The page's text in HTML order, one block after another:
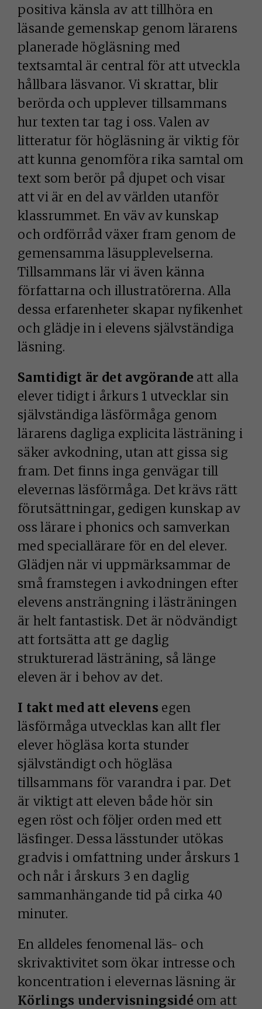
positiva känsla av att tillhöra en
läsande gemenskap genom lärarens
planerade högläsning med
textsamtal är central för att utveckla
hållbara läsvanor. Vi skrattar, blir
berörda och upplever tillsammans
hur texten tar tag i oss. Valen av
litteratur för högläsning är viktig för
att kunna genomföra rika samtal om
text som berör på djupet och visar
att vi är en del av världen utanför
klassrummet. En väv av kunskap
och ordförråd växer fram genom de
gemensamma läsupplevelserna.
Tillsammans lär vi även känna
författarna och illustratörerna. Alla
dessa erfarenheter skapar nyfikenhet
och glädje in i elevens självständiga
läsning.
Samtidigt är det avgörande att alla
elever tidigt i årkurs 1 utvecklar sin
självständiga läsförmåga genom
lärarens dagliga explicita lästräning i
säker avkodning, utan att gissa sig
fram. Det finns inga genvägar till
elevernas läsförmåga. Det krävs rätt
förutsättningar, gedigen kunskap av
oss lärare i phonics och samverkan
med speciallärare för en del elever.
Glädjen när vi uppmärksammar de
små framstegen i avkodningen efter
elevens ansträngning i lästräningen
är helt fantastisk. Det är nödvändigt
att fortsätta att ge daglig
strukturerad lästräning, så länge
eleven är i behov av det.
I takt med att elevens egen
läsförmåga utvecklas kan allt fler
elever högläsa korta stunder
självständigt och högläsa
tillsammans för varandra i par. Det
är viktigt att eleven både hör sin
egen röst och följer orden med ett
läsfinger. Dessa lässtunder utökas
gradvis i omfattning under årskurs 1
och når i årskurs 3 en daglig
sammanhängande tid på cirka 40
minuter.
En alldeles fenomenal läs- och
skrivaktivitet som ökar intresse och
koncentration i elevernas läsning är
Körlings undervisningsidé om att